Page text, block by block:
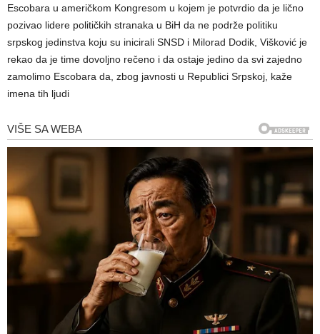
Escobara u američkom Kongresom u kojem je potvrdio da je lično
pozivao lidere političkih stranaka u BiH da ne podrže politiku
srpskog jedinstva koju su inicirali SNSD i Milorad Dodik, Višković je
rekao da je time dovoljno rečeno i da ostaje jedino da svi zajedno
zamolimo Escobara da, zbog javnosti u Republici Srpskoj, kaže
imena tih ljudi